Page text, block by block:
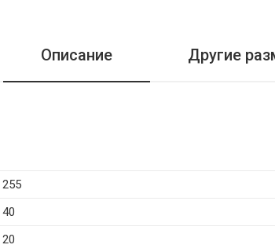
Описание Другие
255
40
20